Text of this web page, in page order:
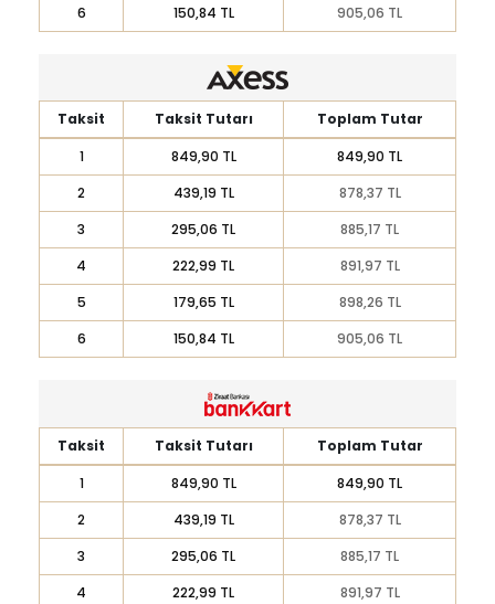
6
150,84 TL 905,06 TL
Taksit Taksit Tutarı
Toplam Tutar
1
849,90 TL
849,90 TL
2
439,19 TL
878,37 TL
3
295,06 TL
885,17 TL
4
222,99 TL
891,97 TL
5
179,65 TL
898,26 TL
6
150,84 TL 905,06 TL
Taksit Taksit Tutarı
Toplam Tutar
1
849,90 TL
849,90 TL
2
439,19 TL
878,37 TL
3
295,06 TL
885,17 TL
4
222,99 TL 891,97 TL